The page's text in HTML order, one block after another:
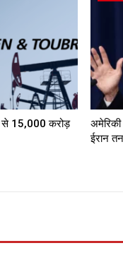
₹15,000 करोड़
ईरान